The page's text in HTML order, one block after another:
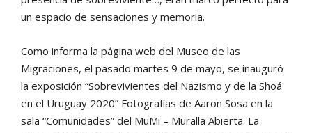
un espacio de sensaciones y memoria.
Como informa la página web del Museo de las
Migraciones, el pasado martes 9 de mayo, se inauguró
la exposición “Sobrevivientes del Nazismo y de la Shoá
en el Uruguay 2020” Fotografías de Aaron Sosa en la
sala “Comunidades” del MuMi – Muralla Abierta. La